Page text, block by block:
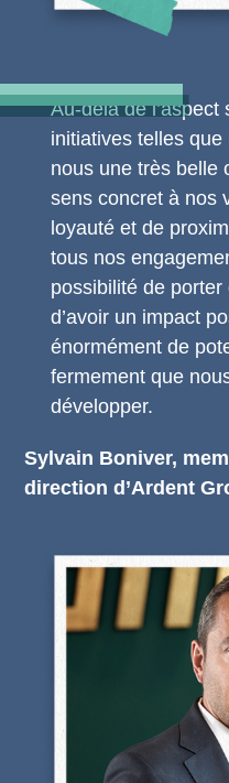
Au-delà de
initiatives telles
nous une très belle
sens concret à nos
loyauté et de
tous nos
possibilité de
d’avoir un impact
énormément de
fermement que
développer.
Sylvain Boniver,
direction d’Ardent